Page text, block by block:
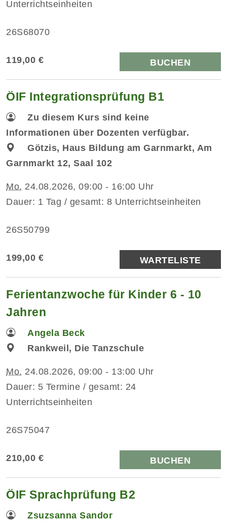
Unterrichtseinheiten
26S68070
119,00 € BUCHEN
ÖIF Integrationsprüfung B1
Zu diesem Kurs sind keine
Informationen über Dozenten verfügbar.
Götzis, Haus Bildung am Garnmarkt, Am
Garnmarkt 12, Saal 102
Mo. 24.08.2026, 09:00 - 16:00 Uhr
Dauer: 1 Tag / gesamt: 8 Unterrichtseinheiten
26S50799
199,00 € WARTELISTE
Ferientanzwoche für Kinder 6 - 10
Jahren
Angela Beck
Rankweil, Die Tanzschule
Mo. 24.08.2026, 09:00 - 13:00 Uhr
Dauer: 5 Termine / gesamt: 24
Unterrichtseinheiten
26S75047
210,00 € BUCHEN
ÖIF Sprachprüfung B2
Zsuzsanna Sandor